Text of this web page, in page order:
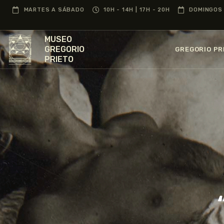
MARTES A SÁBADO 10H - 14H | 17H - 20H
MUSEO
GREGORIO
PRIETO
GREGORIO